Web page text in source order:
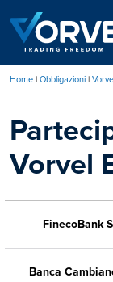
contenuto
principale
di
pane
Home Obbligazioni
Vorvel
FinecoBank
Banca